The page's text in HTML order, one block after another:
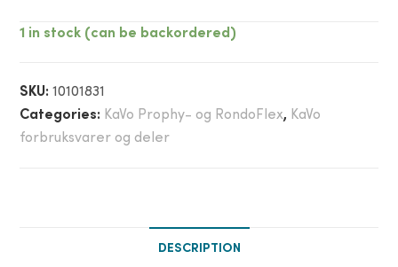
1 in stock (can be backordered)
SKU:10101831
Categories: KaVo Prophy- og RondoFlex, KaVo
forbruksvarer og deler
DESCRIPTION